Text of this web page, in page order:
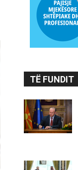
TË FUNDIT